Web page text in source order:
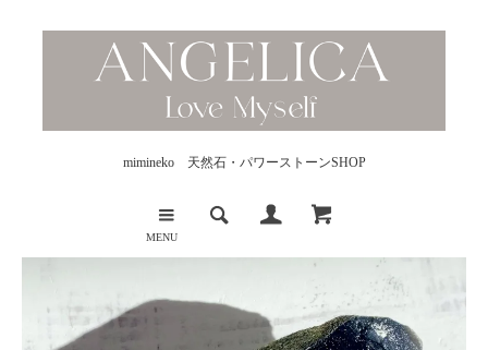
mimineko 天然石・パワーストーンSHOP
MENU